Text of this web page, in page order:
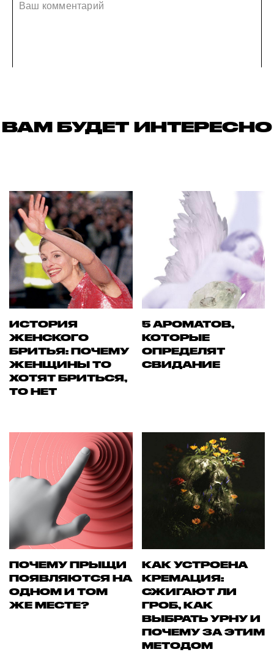
ВАМ БУДЕТ ИНТЕРЕСНО
ИСТОРИЯ
ЖЕНСКОГО
БРИТЬЯ: ПОЧЕМУ
ЖЕНЩИНЫ ТО
ХОТЯТ БРИТЬСЯ,
ТО НЕТ
5 АРОМАТОВ,
КОТОРЫЕ
ОПРЕДЕЛЯТ
СВИДАНИЕ
ПОЧЕМУ ПРЫЩИ
ПОЯВЛЯЮТСЯ НА
ОДНОМ И ТОМ
ЖЕ МЕСТЕ?
КАК УСТРОЕНА
КРЕМАЦИЯ:
СЖИГАЮТ ЛИ
ГРОБ, КАК
ВЫБРАТЬ УРНУ И
ПОЧЕМУ ЗА ЭТИМ
МЕТОДОМ